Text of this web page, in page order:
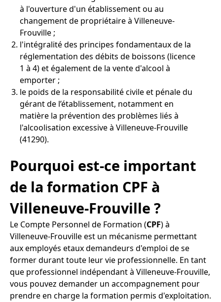
à l'ouverture d'un établissement ou au
changement de propriétaire à Villeneuve-
Frouville ;
l'intégralité des principes fondamentaux de la
réglementation des débits de boissons (licence
1 à 4) et également de la vente d'alcool à
emporter ;
le poids de la responsabilité civile et pénale du
gérant de l’établissement, notamment en
matière la prévention des problèmes liés à
l'alcoolisation excessive à Villeneuve-Frouville
(41290).
Pourquoi est-ce important
de la formation CPF à
Villeneuve-Frouville ?
Le Compte Personnel de Formation (CPF) à
Villeneuve-Frouville est un mécanisme permettant
aux employés etaux demandeurs d'emploi de se
former durant toute leur vie professionnelle. En tant
que professionnel indépendant à Villeneuve-Frouville,
vous pouvez demander un accompagnement pour
prendre en charge la formation permis d'exploitation.